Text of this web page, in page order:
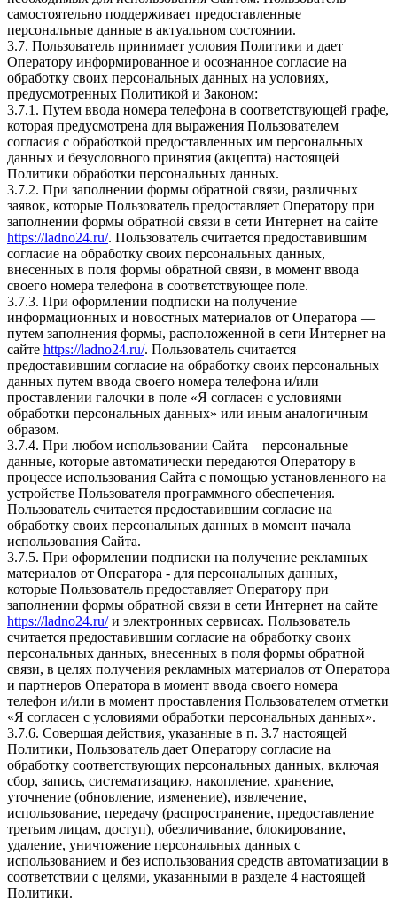
самостоятельно поддерживает предоставленные
персональные данные в актуальном состоянии.
3.7. Пользователь принимает условия Политики и дает
Оператору информированное и осознанное согласие на
обработку своих персональных данных на условиях,
предусмотренных Политикой и Законом:
3.7.1. Путем ввода номера телефона в соответствующей графе,
которая предусмотрена для выражения Пользователем
согласия с обработкой предоставленных им персональных
данных и безусловного принятия (акцепта) настоящей
Политики обработки персональных данных.
3.7.2. При заполнении формы обратной связи, различных
заявок, которые Пользователь предоставляет Оператору при
заполнении формы обратной связи в сети Интернет на сайте
https://ladno24.ru/. Пользователь считается предоставившим
согласие на обработку своих персональных данных,
внесенных в поля формы обратной связи, в момент ввода
своего номера телефона в соответствующее поле.
3.7.3. При оформлении подписки на получение
информационных и новостных материалов от Оператора —
путем заполнения формы, расположенной в сети Интернет на
сайте https://ladno24.ru/. Пользователь считается
предоставившим согласие на обработку своих персональных
данных путем ввода своего номера телефона и/или
проставлении галочки в поле «Я согласен с условиями
обработки персональных данных» или иным аналогичным
образом.
3.7.4. При любом использовании Сайта – персональные
данные, которые автоматически передаются Оператору в
процессе использования Сайта с помощью установленного на
устройстве Пользователя программного обеспечения.
Пользователь считается предоставившим согласие на
обработку своих персональных данных в момент начала
использования Сайта.
3.7.5. При оформлении подписки на получение рекламных
материалов от Оператора - для персональных данных,
которые Пользователь предоставляет Оператору при
заполнении формы обратной связи в сети Интернет на сайте
https://ladno24.ru/и электронных сервисах. Пользователь
считается предоставившим согласие на обработку своих
персональных данных, внесенных в поля формы обратной
связи, в целях получения рекламных материалов от Оператора
и партнеров Оператора в момент ввода своего номера
телефон и/или в момент проставления Пользователем отметки
«Я согласен с условиями обработки персональных данных».
3.7.6. Совершая действия, указанные в п. 3.7 настоящей
Политики, Пользователь дает Оператору согласие на
обработку соответствующих персональных данных, включая
сбор, запись, систематизацию, накопление, хранение,
уточнение (обновление, изменение), извлечение,
использование, передачу (распространение, предоставление
третьим лицам, доступ), обезличивание, блокирование,
удаление, уничтожение персональных данных с
использованием и без использования средств автоматизации в
соответствии с целями, указанными в разделе 4 настоящей
Политики.